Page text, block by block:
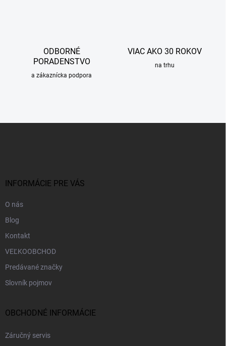
ODBORNÉ
PORADENSTVO
a zákaznícka podpora
VIAC AKO 30 ROKOV
na trhu
INFORMÁCIE PRE VÁS
O nás
Blog
Kontakt
VEĽKOOBCHOD
Predávané značky
Slovník pojmov
OBCHODNÉ INFORMÁCIE
Záručný servis